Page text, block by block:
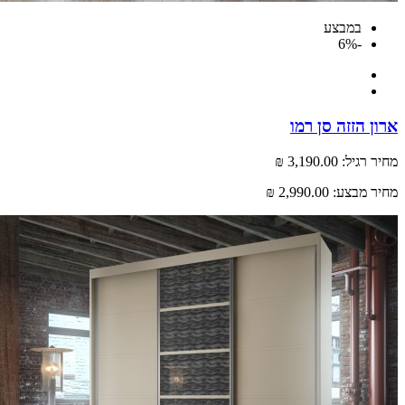
במבצע
הזזה סן רמו
רגיל: 3,190.00 ₪
מבצע: 2,990.00 ₪